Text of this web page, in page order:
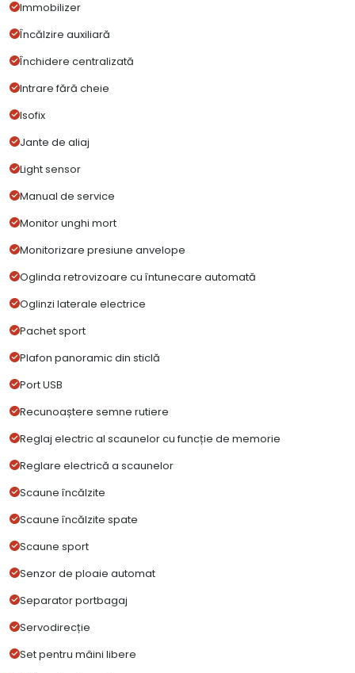
Immobilizer
Încălzire auxiliară
Închidere centralizată
Intrare fără cheie
Isofix
Jante de aliaj
Light sensor
Manual de service
Monitor unghi mort
Monitorizare presiune anvelope
Oglinda retrovizoare cu întunecare automată
Oglinzi laterale electrice
Pachet sport
Plafon panoramic din sticlă
Port USB
Recunoaștere semne rutiere
Reglaj electric al scaunelor cu funcție de memorie
Reglare electrică a scaunelor
Scaune încălzite
Scaune încălzite spate
Scaune sport
Senzor de ploaie automat
Separator portbagaj
Servodirecție
Set pentru mâini libere